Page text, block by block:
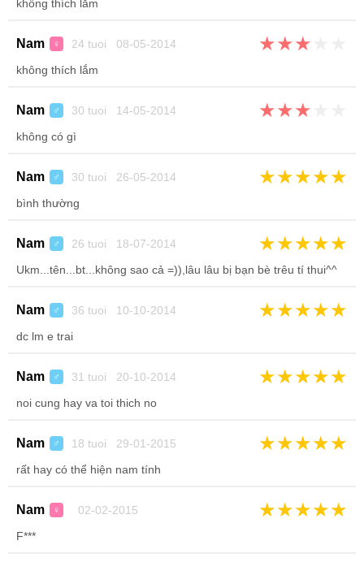
không thích lắm
Nam ♀ 24 tuoi 08-05-2014 ★★★
không thích lắm
Nam ♂ 30 tuoi 14-05-2014 ★★★
không có gì
Nam ♂ 30 tuoi 26-05-2014 ★★★★★
bình thường
Nam ♂ 26 tuoi 18-07-2014 ★★★★★
Ukm...tên...bt...không sao cả =)),lâu lâu bị bạn bè trêu tí thui^^
Nam ♂ 36 tuoi 10-10-2014 ★★★★★
dc lm e trai
Nam ♂ 31 tuoi 20-10-2014 ★★★★★
noi cung hay va toi thich no
Nam ♂ 18 tuoi 29-01-2015 ★★★★★
rất hay có thể hiện nam tính
Nam ♀ 02-02-2015 ★★★★★
F***